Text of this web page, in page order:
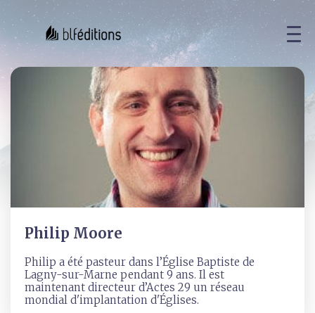
Philip Moore
Philip a été pasteur dans l’Église Baptiste de
Lagny-sur-Marne pendant 9 ans. Il est
maintenant directeur d’Actes 29 un réseau
mondial d'implantation d'Églises.